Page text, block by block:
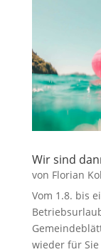
Wir sind
von Florian
Vom 1.8. bis
wieder für Sie